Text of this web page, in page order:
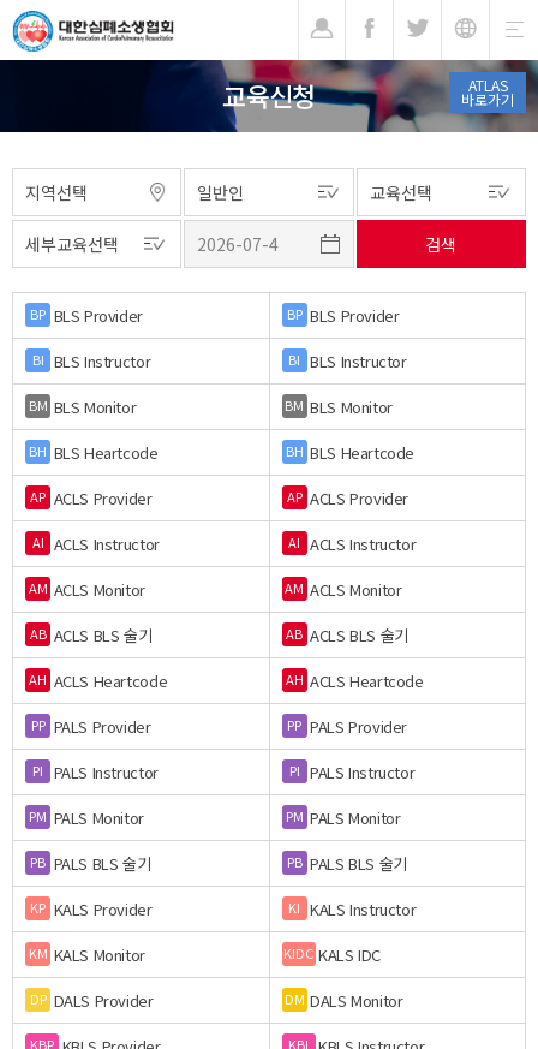
ATLAS
바로가기
교육신청
BP BLS Provider BP BLS Provider
BI BLS Instructor BI BLS Instructor
BM BLS Monitor BM BLS Monitor
BH BLS Heartcode BH BLS Heartcode
AP ACLS Provider AP ACLS Provider
AI ACLS Instructor AI ACLS Instructor
AM ACLS Monitor AM ACLS Monitor
AB ACLS BLS 술기 AB ACLS BLS 술기
AH ACLS Heartcode AH ACLS Heartcode
PP PALS Provider PP PALS Provider
PI PALS Instructor PI PALS Instructor
PM PALS Monitor PM PALS Monitor
PB PALS BLS 술기 PB PALS BLS 술기
KP KALS Provider KI KALS Instructor
KM KALS Monitor KIDC KALS IDC
DP DALS Provider DM DALS Monitor
KBP KBI